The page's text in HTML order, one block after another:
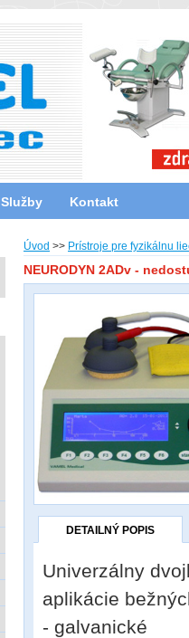
Služby Kontakt
Úvod >> Prístroje pre fyzikálnu
NEURODYN 2ADv -
DETAILNÝ POPIS
Univerzálny
aplikácie
- galvanické